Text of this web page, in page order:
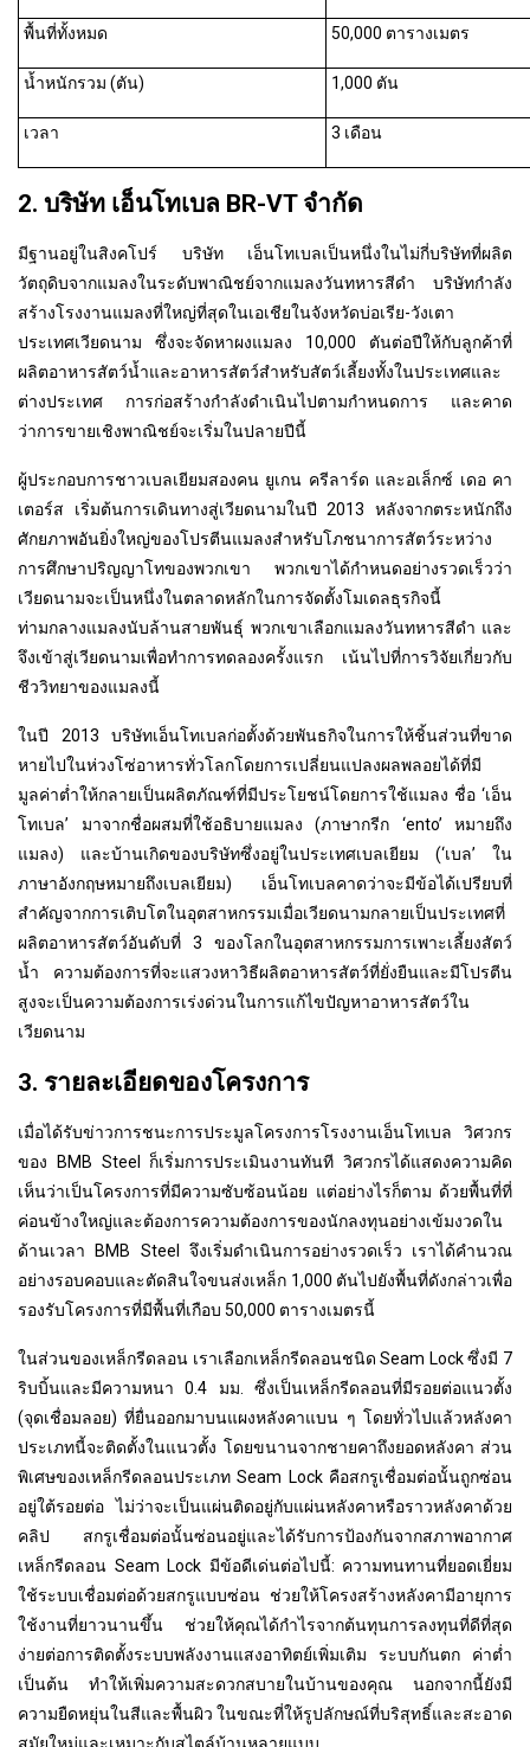
พื้นที่ทั้งหมด 50,000 ตารางเมตร
น้ำหนักรวม (ตัน) 1,000 ตัน
เวลา 3 เดือน
2. บริษัท เอ็นโทเบล BR-VT จำกัด
มีฐานอยู่ในสิงคโปร์ บริษัท เอ็นโทเบลเป็นหนึ่งในไม่กี่บริษัทที่ผลิต
วัตถุดิบจากแมลงในระดับพาณิชย์จากแมลงวันทหารสีดำ บริษัทกำลัง
สร้างโรงงานแมลงที่ใหญ่ที่สุดในเอเชียในจังหวัดบ่อเรีย-วังเตา
ประเทศเวียดนาม ซึ่งจะจัดหาผงแมลง 10,000 ตันต่อปีให้กับลูกค้าที่
ผลิตอาหารสัตว์น้ำและอาหารสัตว์สำหรับสัตว์เลี้ยงทั้งในประเทศและ
ต่างประเทศ การก่อสร้างกำลังดำเนินไปตามกำหนดการ และคาด
ว่าการขายเชิงพาณิชย์จะเริ่มในปลายปีนี้
ผู้ประกอบการชาวเบลเยียมสองคน ยูเกน ครีลาร์ด และอเล็กซ์ เดอ คา
เตอร์ส เริ่มต้นการเดินทางสู่เวียดนามในปี 2013 หลังจากตระหนักถึง
ศักยภาพอันยิ่งใหญ่ของโปรตีนแมลงสำหรับโภชนาการสัตว์ระหว่าง
การศึกษาปริญญาโทของพวกเขา พวกเขาได้กำหนดอย่างรวดเร็วว่า
เวียดนามจะเป็นหนึ่งในตลาดหลักในการจัดตั้งโมเดลธุรกิจนี้
ท่ามกลางแมลงนับล้านสายพันธุ์ พวกเขาเลือกแมลงวันทหารสีดำ และ
จึงเข้าสู่เวียดนามเพื่อทำการทดลองครั้งแรก เน้นไปที่การวิจัยเกี่ยวกับ
ชีววิทยาของแมลงนี้
ในปี 2013 บริษัทเอ็นโทเบลก่อตั้งด้วยพันธกิจในการให้ชิ้นส่วนที่ขาด
หายไปในห่วงโซ่อาหารทั่วโลกโดยการเปลี่ยนแปลงผลพลอยได้ที่มี
มูลค่าต่ำให้กลายเป็นผลิตภัณฑ์ที่มีประโยชน์โดยการใช้แมลง ชื่อ ‘เอ็น
โทเบล’ มาจากชื่อผสมที่ใช้อธิบายแมลง (ภาษากรีก ‘ento’ หมายถึง
แมลง) และบ้านเกิดของบริษัทซึ่งอยู่ในประเทศเบลเยียม (‘เบล’ ใน
ภาษาอังกฤษหมายถึงเบลเยียม) เอ็นโทเบลคาดว่าจะมีข้อได้เปรียบที่
สำคัญจากการเติบโตในอุตสาหกรรมเมื่อเวียดนามกลายเป็นประเทศที่
ผลิตอาหารสัตว์อันดับที่ 3 ของโลกในอุตสาหกรรมการเพาะเลี้ยงสัตว์
น้ำ ความต้องการที่จะแสวงหาวิธีผลิตอาหารสัตว์ที่ยั่งยืนและมีโปรตีน
สูงจะเป็นความต้องการเร่งด่วนในการแก้ไขปัญหาอาหารสัตว์ใน
เวียดนาม
3. รายละเอียดของโครงการ
เมื่อได้รับข่าวการชนะการประมูลโครงการโรงงานเอ็นโทเบล วิศวกร
ของ BMB Steel ก็เริ่มการประเมินงานทันที วิศวกรได้แสดงความคิด
เห็นว่าเป็นโครงการที่มีความซับซ้อนน้อย แต่อย่างไรก็ตาม ด้วยพื้นที่ที่
ค่อนข้างใหญ่และต้องการความต้องการของนักลงทุนอย่างเข้มงวดใน
ด้านเวลา BMB Steel จึงเริ่มดำเนินการอย่างรวดเร็ว เราได้คำนวณ
อย่างรอบคอบและตัดสินใจขนส่งเหล็ก 1,000 ตันไปยังพื้นที่ดังกล่าวเพื่อ
รองรับโครงการที่มีพื้นที่เกือบ 50,000 ตารางเมตรนี้
ในส่วนของเหล็กรีดลอน เราเลือกเหล็กรีดลอนชนิด Seam Lock ซึ่งมี 7
ริบบิ้นและมีความหนา 0.4 มม. ซึ่งเป็นเหล็กรีดลอนที่มีรอยต่อแนวตั้ง
(จุดเชื่อมลอย) ที่ยื่นออกมาบนแผงหลังคาแบน ๆ โดยทั่วไปแล้วหลังคา
ประเภทนี้จะติดตั้งในแนวตั้ง โดยขนานจากชายคาถึงยอดหลังคา ส่วน
พิเศษของเหล็กรีดลอนประเภท Seam Lock คือสกรูเชื่อมต่อนั้นถูกซ่อน
อยู่ใต้รอยต่อ ไม่ว่าจะเป็นแผ่นติดอยู่กับแผ่นหลังคาหรือราวหลังคาด้วย
คลิป สกรูเชื่อมต่อนั้นซ่อนอยู่และได้รับการป้องกันจากสภาพอากาศ
เหล็กรีดลอน Seam Lock มีข้อดีเด่นต่อไปนี้: ความทนทานที่ยอดเยี่ยม
ใช้ระบบเชื่อมต่อด้วยสกรูแบบซ่อน ช่วยให้โครงสร้างหลังคามีอายุการ
ใช้งานที่ยาวนานขึ้น ช่วยให้คุณได้กำไรจากต้นทุนการลงทุนที่ดีที่สุด
ง่ายต่อการติดตั้งระบบพลังงานแสงอาทิตย์เพิ่มเติม ระบบกันตก ค่าต่ำ
เป็นต้น ทำให้เพิ่มความสะดวกสบายในบ้านของคุณ นอกจากนี้ยังมี
ความยืดหยุ่นในสีและพื้นผิว ในขณะที่ให้รูปลักษณ์ที่บริสุทธิ์และสะอาด